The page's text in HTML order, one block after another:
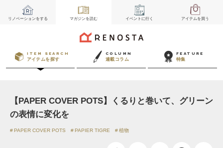
リノベーションをする マガジンを読む イベント に行く アイテムを買う
ITEM SEARCH
アイテムを探す
COLUMN
連載コラム
FEATURE
特集
【PAPER COVER POTS】くるりと巻いて、グリーン
の表情に変化を
PAPER COVER POTS PAPIER TIGRE 植物